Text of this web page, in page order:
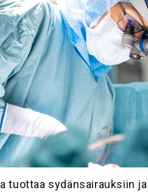
tuottaa sydänsairauksiin